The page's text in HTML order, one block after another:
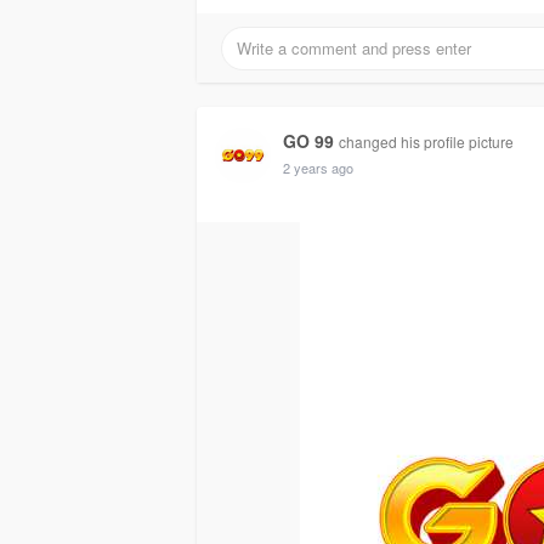
GO 99 changed his profile picture
2 years ago